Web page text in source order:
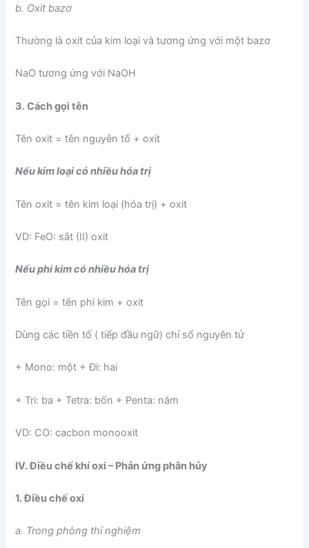
b. Oxit bazơ
Thường là oxit của kim loại và tương ứng với một bazơ
NaO tương ứng với NaOH
3. Cách gọi tên
Tên oxit = tên nguyên tố + oxit
Nếu kim loại có nhiều hóa trị
Tên oxit = tên kim loại (hóa trị) + oxit
VD: FeO: sắt (II) oxit
Nếu phi kim có nhiều hóa trị
Tên gọi = tên phi kim + oxit
Dùng các tiền tố ( tiếp đầu ngữ) chỉ số nguyên tử
+ Mono: một + Đi: hai
+ Tri: ba + Tetra: bốn + Penta: năm
VD: CO: cacbon monooxit
IV. Điều chế khí oxi – Phản ứng phân hủy
1. Điều chế oxi
a. Trong phòng thí nghiệm